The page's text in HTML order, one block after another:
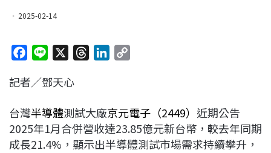
2025-02-14
c
b
o
o
n
a
d
s
e
d
I
L
i
n
記者／鄧天心
台灣半導體測試大廠京元電子（2449） 近期公告
2025年1月合併營收達23.85億元新台幣，較去年同期
成長21.4% ，顯示出半導體測試市場需求持續攀升，